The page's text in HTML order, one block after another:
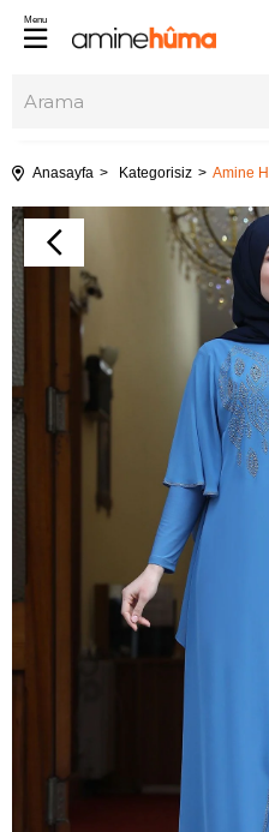
Menu
Anasayfa Kategorisiz Amine